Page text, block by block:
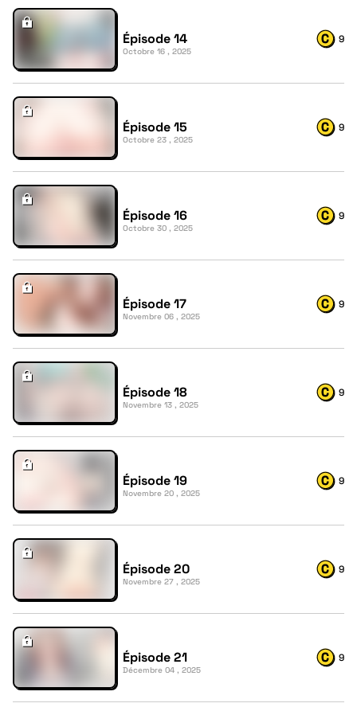
Épisode 14
Octobre 16 , 2025
9
Épisode 15
Octobre 23 , 2025
9
Épisode 16
Octobre 30 , 2025
9
Épisode 17
Novembre 06 , 2025
9
Épisode 18
Novembre 13 , 2025
9
Épisode 19
Novembre 20 , 2025
9
Épisode 20
Novembre 27 , 2025
9
Épisode 21
Décembre 04 , 2025
9